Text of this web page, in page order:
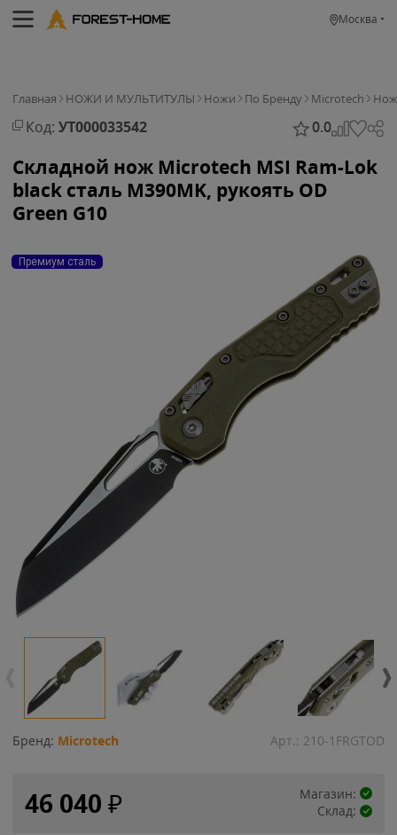
Москва
Главная НОЖИ И МУЛЬТИТУЛЫ Ножи По Бренду Microtech Нож
Код: УТ000033542 0.0
Складной нож Microtech MSI Ram-Lok
black сталь M390MK, рукоять OD
Green G10
Премиум сталь
Бренд: Microtech Арт.: 210-1FRGTOD
46 040 ₽
Магазин:
Склад: